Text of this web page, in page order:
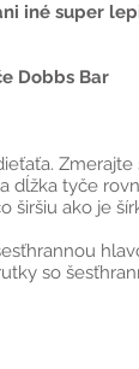
iné super
Dobbs Bar
dĺžka tyče
ako je
so